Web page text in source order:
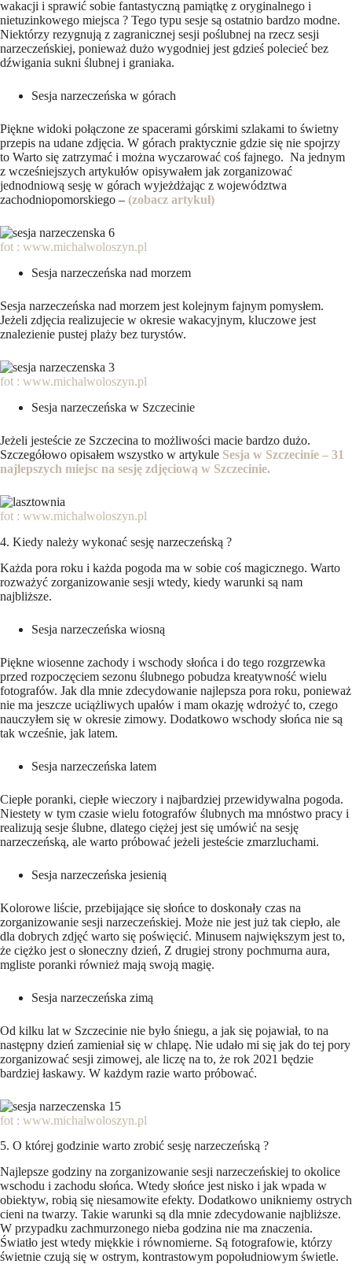
wakacji i sprawić sobie fantastyczną pamiątkę z oryginalnego i
nietuzinkowego miejsca ? Tego typu sesje są ostatnio bardzo modne.
Niektórzy rezygnują z zagranicznej sesji poślubnej na rzecz sesji
narzeczeńskiej, ponieważ dużo wygodniej jest gdzieś polecieć bez
dźwigania sukni ślubnej i graniaka.
Sesja narzeczeńska w górach
Piękne widoki połączone ze spacerami górskimi szlakami to świetny
przepis na udane zdjęcia. W górach praktycznie gdzie się nie spojrzy
to Warto się zatrzymać i można wyczarować coś fajnego. Na jednym
z wcześniejszych artykułów opisywałem jak zorganizować
jednodniową sesję w górach wyjeżdżając z województwa
zachodniopomorskiego – (zobacz artykuł)
fot : www.michalwoloszyn.pl
Sesja narzeczeńska nad morzem
Sesja narzeczeńska nad morzem jest kolejnym fajnym pomysłem.
Jeżeli zdjęcia realizujecie w okresie wakacyjnym, kluczowe jest
znalezienie pustej plaży bez turystów.
fot : www.michalwoloszyn.pl
Sesja narzeczeńska w Szczecinie
Jeżeli jesteście ze Szczecina to możliwości macie bardzo dużo.
Szczegółowo opisałem wszystko w artykule Sesja w Szczecinie – 31
najlepszych miejsc na sesję zdjęciową w Szczecinie.
fot : www.michalwoloszyn.pl
4. Kiedy należy wykonać sesję narzeczeńską ?
Każda pora roku i każda pogoda ma w sobie coś magicznego. Warto
rozważyć zorganizowanie sesji wtedy, kiedy warunki są nam
najbliższe.
Sesja narzeczeńska wiosną
Piękne wiosenne zachody i wschody słońca i do tego rozgrzewka
przed rozpoczęciem sezonu ślubnego pobudza kreatywność wielu
fotografów. Jak dla mnie zdecydowanie najlepsza pora roku, ponieważ
nie ma jeszcze uciążliwych upałów i mam okazję wdrożyć to, czego
nauczyłem się w okresie zimowy. Dodatkowo wschody słońca nie są
tak wcześnie, jak latem.
Sesja narzeczeńska latem
Ciepłe poranki, ciepłe wieczory i najbardziej przewidywalna pogoda.
Niestety w tym czasie wielu fotografów ślubnych ma mnóstwo pracy i
realizują sesje ślubne, dlatego ciężej jest się umówić na sesję
narzeczeńską, ale warto próbować jeżeli jesteście zmarzluchami.
Sesja narzeczeńska jesienią
Kolorowe liście, przebijające się słońce to doskonały czas na
zorganizowanie sesji narzeczeńskiej. Może nie jest już tak ciepło, ale
dla dobrych zdjęć warto się poświęcić. Minusem największym jest to,
że ciężko jest o słoneczny dzień, Z drugiej strony pochmurna aura,
mgliste poranki również mają swoją magię.
Sesja narzeczeńska zimą
Od kilku lat w Szczecinie nie było śniegu, a jak się pojawiał, to na
następny dzień zamieniał się w chlapę. Nie udało mi się jak do tej pory
zorganizować sesji zimowej, ale liczę na to, że rok 2021 będzie
bardziej łaskawy. W każdym razie warto próbować.
fot : www.michalwoloszyn.pl
5. O której godzinie warto zrobić sesję narzeczeńską ?
Najlepsze godziny na zorganizowanie sesji narzeczeńskiej to okolice
wschodu i zachodu słońca. Wtedy słońce jest nisko i jak wpada w
obiektyw, robią się niesamowite efekty. Dodatkowo unikniemy ostrych
cieni na twarzy. Takie warunki są dla mnie zdecydowanie najbliższe.
W przypadku zachmurzonego nieba godzina nie ma znaczenia.
Światło jest wtedy miękkie i równomierne. Są fotografowie, którzy
świetnie czują się w ostrym, kontrastowym popołudniowym świetle.